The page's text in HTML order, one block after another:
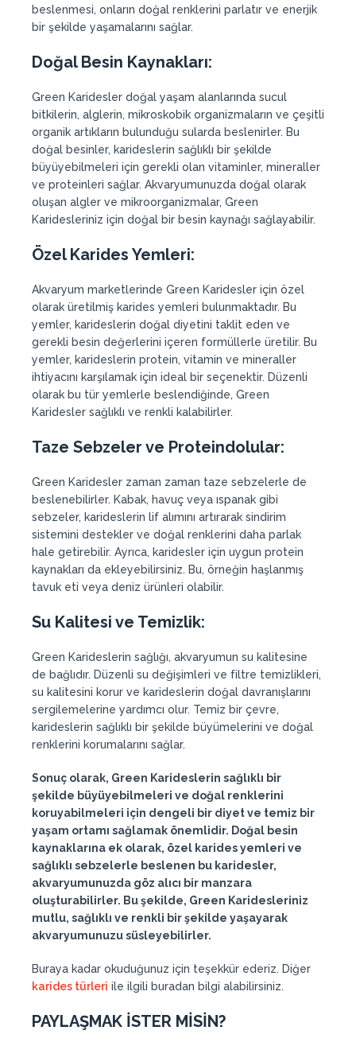
beslenmesi, onların doğal renklerini parlatır ve enerjik
bir şekilde yaşamalarını sağlar.
Doğal Besin Kaynakları:
Green Karidesler doğal yaşam alanlarında sucul
bitkilerin, alglerin, mikroskobik organizmaların ve çeşitli
organik artıkların bulunduğu sularda beslenirler. Bu
doğal besinler, karideslerin sağlıklı bir şekilde
büyüyebilmeleri için gerekli olan vitaminler, mineraller
ve proteinleri sağlar. Akvaryumunuzda doğal olarak
oluşan algler ve mikroorganizmalar, Green
Karidesleriniz için doğal bir besin kaynağı sağlayabilir.
Özel Karides Yemleri:
Akvaryum marketlerinde Green Karidesler için özel
olarak üretilmiş karides yemleri bulunmaktadır. Bu
yemler, karideslerin doğal diyetini taklit eden ve
gerekli besin değerlerini içeren formüllerle üretilir. Bu
yemler, karideslerin protein, vitamin ve mineraller
ihtiyacını karşılamak için ideal bir seçenektir. Düzenli
olarak bu tür yemlerle beslendiğinde, Green
Karidesler sağlıklı ve renkli kalabilirler.
Taze Sebzeler ve Proteindolular:
Green Karidesler zaman zaman taze sebzelerle de
beslenebilirler. Kabak, havuç veya ıspanak gibi
sebzeler, karideslerin lif alımını artırarak sindirim
sistemini destekler ve doğal renklerini daha parlak
hale getirebilir. Ayrıca, karidesler için uygun protein
kaynakları da ekleyebilirsiniz. Bu, örneğin haşlanmış
tavuk eti veya deniz ürünleri olabilir.
Su Kalitesi ve Temizlik:
Green Karideslerin sağlığı, akvaryumun su kalitesine
de bağlıdır. Düzenli su değişimleri ve filtre temizlikleri,
su kalitesini korur ve karideslerin doğal davranışlarını
sergilemelerine yardımcı olur. Temiz bir çevre,
karideslerin sağlıklı bir şekilde büyümelerini ve doğal
renklerini korumalarını sağlar.
Sonuç olarak, Green Karideslerin sağlıklı bir
şekilde büyüyebilmeleri ve doğal renklerini
koruyabilmeleri için dengeli bir diyet ve temiz bir
yaşam ortamı sağlamak önemlidir. Doğal besin
kaynaklarına ek olarak, özel karides yemleri ve
sağlıklı sebzelerle beslenen bu karidesler,
akvaryumunuzda göz alıcı bir manzara
oluşturabilirler. Bu şekilde, Green Karidesleriniz
mutlu, sağlıklı ve renkli bir şekilde yaşayarak
akvaryumunuzu süsleyebilirler.
Buraya kadar okuduğunuz için teşekkür ederiz. Diğer
karides türleri ile ilgili buradan bilgi alabilirsiniz.
PAYLAŞMAK İSTER MİSİN?